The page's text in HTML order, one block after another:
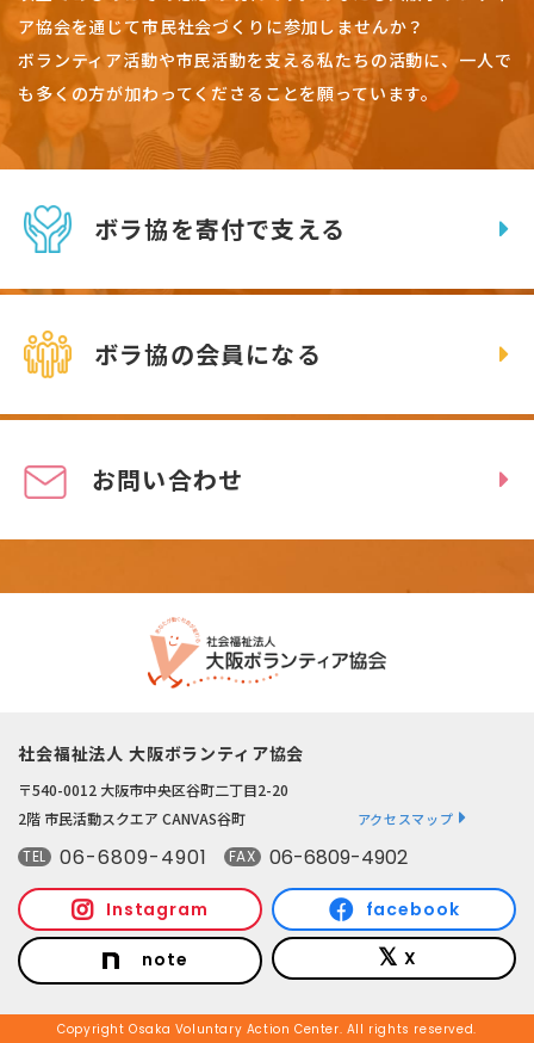
ア協会を通じて市民社会づくりに参加しませんか？
ボランティア活動や市民活動を支える私たちの活動に、一人で
も多くの方が加わってくださることを願っています。
ボラ協を寄付で支える
ボラ協の会員になる
お問い合わせ
社会福祉法人 大阪ボランティア協会
〒540-0012 大阪市中央区谷町二丁目2-20
2階 市民活動スクエア CANVAS谷町
アクセスマップ
TEL 06-6809-4901 FAX 06-6809-4902
Instagram facebook
note X
Copyright Osaka Voluntary Action Center. All rights reserved.